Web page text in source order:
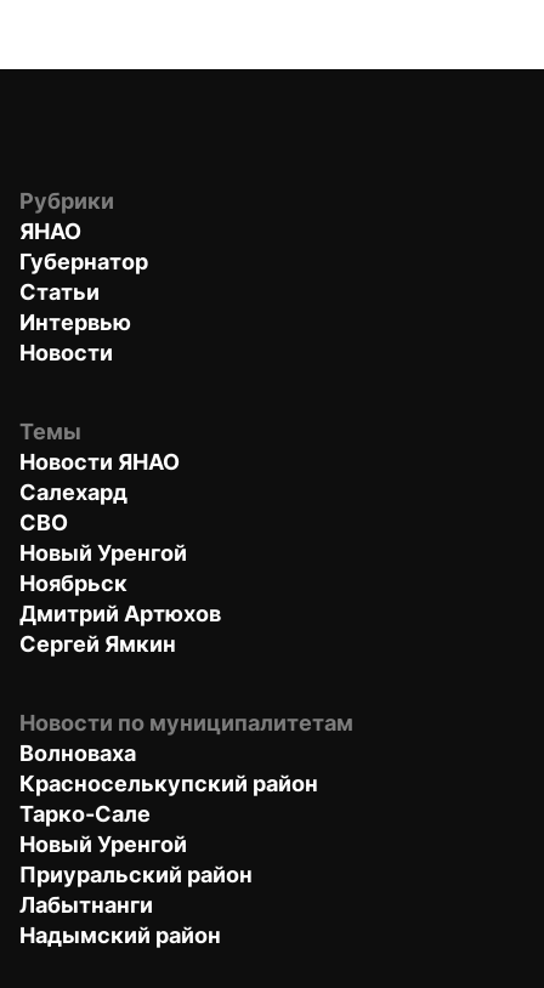
Рубрики
ЯНАО
Губернатор
Статьи
Интервью
Новости
Темы
Новости ЯНАО
Салехард
СВО
Новый Уренгой
Ноябрьск
Дмитрий Артюхов
Сергей Ямкин
Новости по муниципалитетам
Волноваха
Красноселькупский район
Тарко-Сале
Новый Уренгой
Приуральский район
Лабытнанги
Надымский район